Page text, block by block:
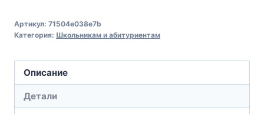
Артикул: 71504e038e7b
Категория: Школьникам и абитуриентам
Описание
Детали